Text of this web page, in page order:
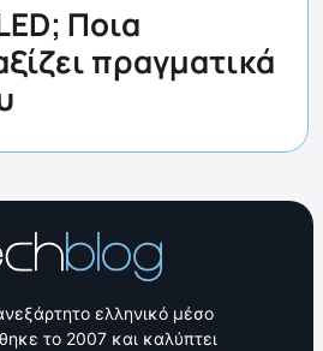
Ποια
πραγματικά
ελληνικό μέσο
το 2007 και καλύπτει